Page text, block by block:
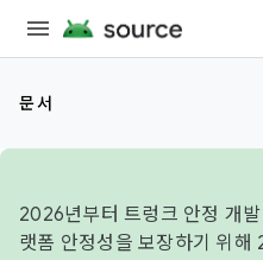
문서
2026년부터 트렁크 안정 개
랫폼 안정성을 보장하기 위해